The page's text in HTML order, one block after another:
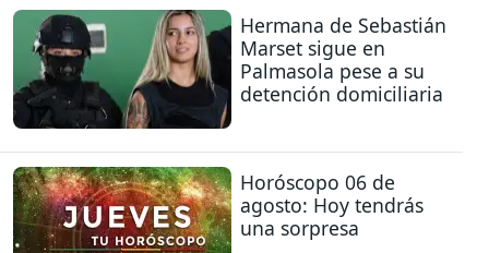
Hermana de Sebastián
Marset sigue en
Palmasola pese a su
detención domiciliaria
Horóscopo 06 de
agosto: Hoy tendrás
una sorpresa